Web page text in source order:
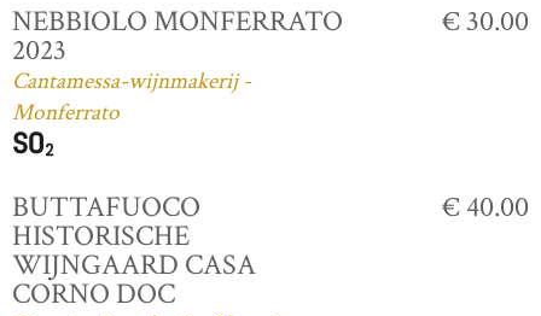
NEBBIOLO MONFERRATO
2023
Cantamessa-wijnmakerij -
Monferrato
€ 30.00
BUTTAFUOCO
HISTORISCHE
WIJNGAARD CASA
CORNO DOC
€ 40.00